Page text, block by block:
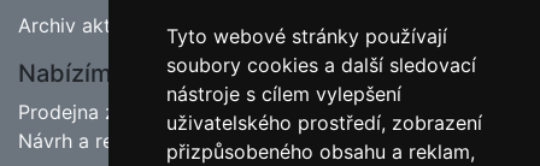
Tyto webové stránky používají
soubory cookies a další sledovací
nástroje s cílem vylepšení
uživatelského prostředí, zobrazení
přizpůsobeného obsahu a reklam,
Archiv aktualit
Nabízíme
Prodejna zahradnictví
Návrh a realizace zahrad